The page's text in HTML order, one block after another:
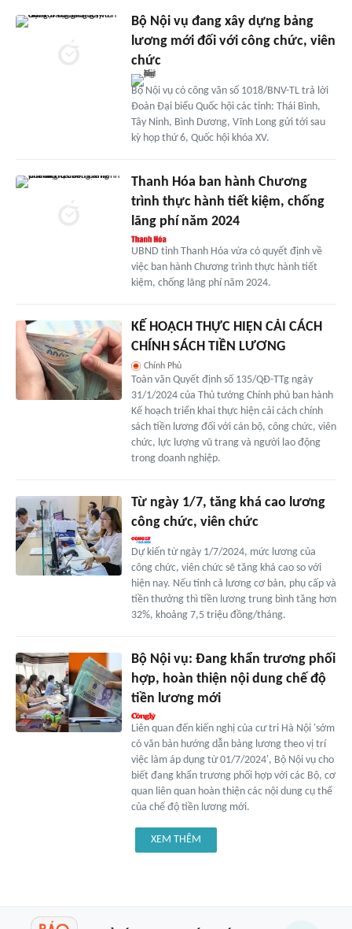
Bộ Nội vụ đang xây dựng bảng
lương mới đối với công chức, viên
chức
Bộ Nội vụ có công văn số 1018/BNV-TL trả lời
Đoàn Đại biểu Quốc hội các tỉnh: Thái Bình,
Tây Ninh, Bình Dương, Vĩnh Long gửi tới sau
kỳ họp thứ 6, Quốc hội khóa XV.
Thanh Hóa ban hành Chương
trình thực hành tiết kiệm, chống
lãng phí năm 2024
UBND tỉnh Thanh Hóa vừa có quyết định về
việc ban hành Chương trình thực hành tiết
kiệm, chống lãng phí năm 2024.
KẾ HOẠCH THỰC HIỆN CẢI CÁCH
CHÍNH SÁCH TIỀN LƯƠNG
Chính Phủ
Toàn văn Quyết định số 135/QĐ-TTg ngày
31/1/2024 của Thủ tướng Chính phủ ban hành
Kế hoạch triển khai thực hiện cải cách chính
sách tiền lương đối với cán bộ, công chức, viên
chức, lực lượng vũ trang và người lao động
trong doanh nghiệp.
Từ ngày 1/7, tăng khá cao lương
công chức, viên chức
Dự kiến từ ngày 1/7/2024, mức lương của
công chức, viên chức sẽ tăng khá cao so với
hiện nay. Nếu tính cả lương cơ bản, phụ cấp và
tiền thưởng thì tiền lương trung bình tăng hơn
32%, khoảng 7,5 triệu đồng/tháng.
Bộ Nội vụ: Đang khẩn trương phối
hợp, hoàn thiện nội dung chế độ
tiền lương mới
Liên quan đến kiến nghị của cư tri Hà Nội 'sớm
có văn bản hướng dẫn bảng lương theo vị trí
việc làm áp dụng từ 01/7/2024', Bộ Nội vụ cho
biết đang khẩn trương phối hợp với các Bộ, cơ
quan liên quan hoàn thiện các nội dung cụ thể
của chế độ tiền lương mới.
XEM THÊM